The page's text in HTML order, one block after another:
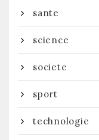
sante
science
societe
sport
technologie